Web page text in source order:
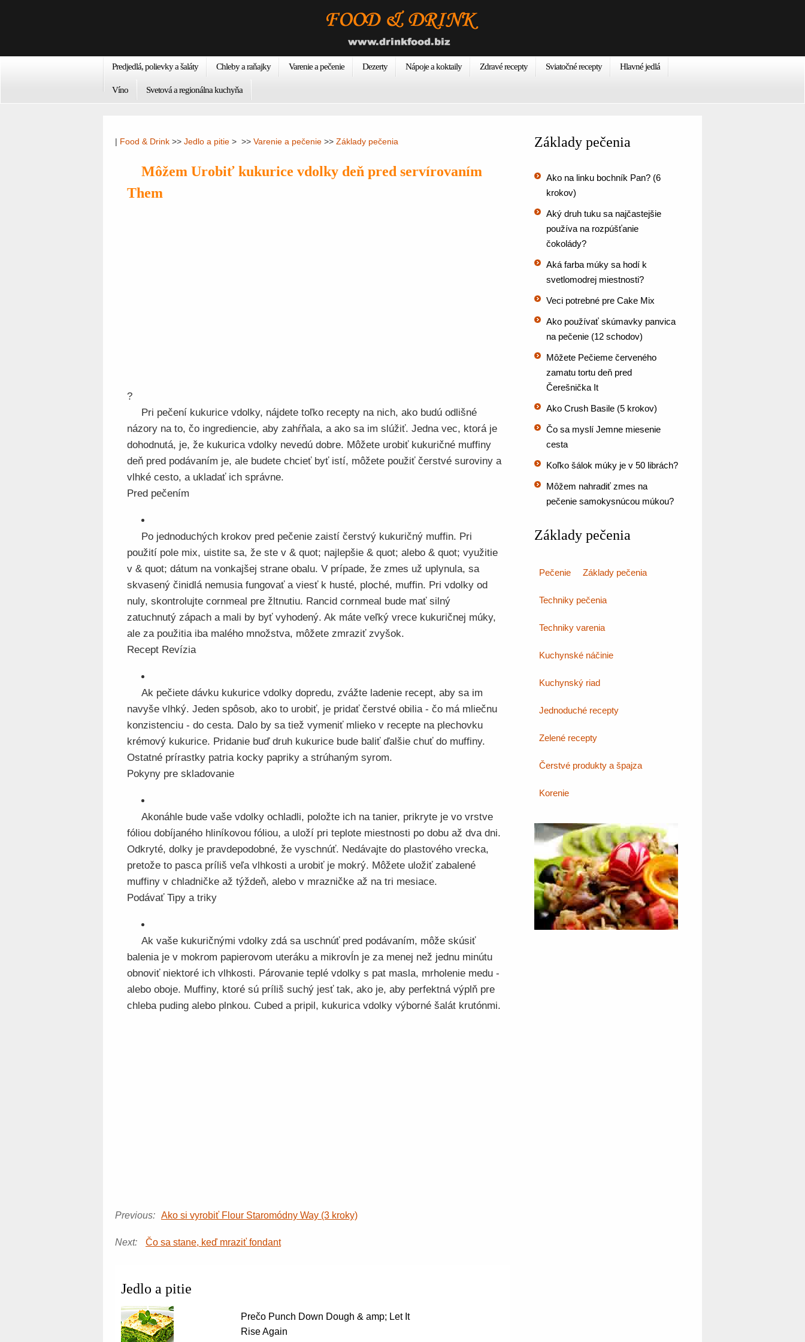
Predjedlá, polievky a šaláty Chleby a raňajky Varenie a pečenie Dezerty Nápoje a koktaily Zdravé recepty Sviatočné recepty Hlavné jedlá
Víno Svetová a regionálna kuchyňa
| Food & Drink >> Jedlo a pitie > >> Varenie a pečenie >> Základy pečenia
Môžem Urobiť kukurice vdolky deň pred servírovaním
Them
?
Pri pečení kukurice vdolky, nájdete toľko recepty na nich, ako budú odlišné
názory na to, čo ingrediencie, aby zahŕňala, a ako sa im slúžiť. Jedna vec, ktorá je
dohodnutá, je, že kukurica vdolky nevedú dobre. Môžete urobiť kukuričné ​​muffiny
deň pred podávaním je, ale budete chcieť byť istí, môžete použiť čerstvé suroviny a
vlhké cesto, a ukladať ich správne.
Pred pečením
Po jednoduchých krokov pred pečenie zaistí čerstvý kukuričný muffin. Pri
použití pole mix, uistite sa, že ste v & quot; najlepšie & quot; alebo & quot; využitie
v & quot; dátum na vonkajšej strane obalu. V prípade, že zmes už uplynula, sa
skvasený činidlá nemusia fungovať a viesť k husté, ploché, muffin. Pri vdolky od
nuly, skontrolujte cornmeal pre žltnutiu. Rancid cornmeal bude mať silný
zatuchnutý zápach a mali by byť vyhodený. Ak máte veľký vrece kukuričnej múky,
ale za použitia iba malého množstva, môžete zmraziť zvyšok.
Recept Revízia
Ak pečiete dávku kukurice vdolky dopredu, zvážte ladenie recept, aby sa im
navyše vlhký. Jeden spôsob, ako to urobiť, je pridať čerstvé obilia - čo má mliečnu
konzistenciu - do cesta. Dalo by sa tiež vymeniť mlieko v recepte na plechovku
krémový kukurice. Pridanie buď druh kukurice bude baliť ďalšie chuť do muffiny.
Ostatné prírastky patria kocky papriky a strúhaným syrom.
Pokyny pre skladovanie
Akonáhle bude vaše vdolky ochladli, položte ich na tanier, prikryte je vo vrstve
fóliou dobíjaného hliníkovou fóliou, a uloží pri teplote miestnosti po dobu až dva dni.
Odkryté, dolky je pravdepodobné, že vyschnúť. Nedávajte do plastového vrecka,
pretože to pasca príliš veľa vlhkosti a urobiť je mokrý. Môžete uložiť zabalené
muffiny v chladničke až týždeň, alebo v mrazničke až na tri mesiace.
Podávať Tipy a triky
Ak vaše kukuričnými vdolky zdá sa uschnúť pred podávaním, môže skúsiť
balenia je v mokrom papierovom uteráku a mikrovĺn je za menej než jednu minútu
obnoviť niektoré ich vlhkosti. Párovanie teplé vdolky s pat masla, mrholenie medu -
alebo oboje. Muffiny, ktoré sú príliš suchý jesť tak, ako je, aby perfektná výplň pre
chleba puding alebo plnkou. Cubed a pripil, kukurica vdolky výborné šalát krutónmi.
Previous: Ako si vyrobiť Flour Staromódny Way (3 kroky)
Next: Čo sa stane, keď mraziť fondant
Jedlo a pitie
Prečo Punch Down Dough & amp; Let It
Rise Again
Základy pečenia
Ako na linku bochník Pan? (6
krokov)
Aký druh tuku sa najčastejšie
používa na rozpúšťanie
čokolády?
Aká farba múky sa hodí k
svetlomodrej miestnosti?
Veci potrebné pre Cake Mix
Ako používať skúmavky panvica
na pečenie (12 schodov)
Môžete Pečieme červeného
zamatu tortu deň pred
Čerešnička It
Ako Crush Basile (5 krokov)
Čo sa myslí Jemne miesenie
cesta
Koľko šálok múky je v 50 librách?
Môžem nahradiť zmes na
pečenie samokysnúcou múkou?
Základy pečenia
Pečenie Základy pečenia
Techniky pečenia
Techniky varenia
Kuchynské náčinie
Kuchynský riad
Jednoduché recepty
Zelené recepty
Čerstvé produkty a špajza
Korenie